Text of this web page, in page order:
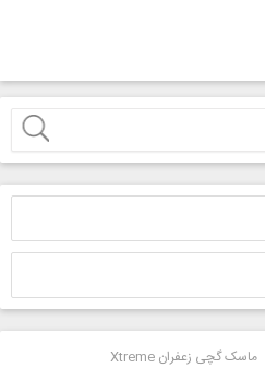
ماسک گچی زعفران Xtreme